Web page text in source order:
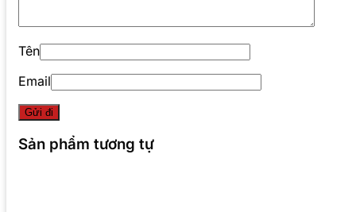
Tên
Email
Sản phẩm tương tự